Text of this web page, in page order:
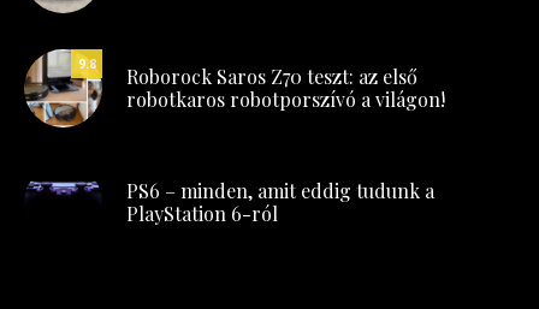
9.8
Roborock Saros Z70 teszt: az első
robotkaros robotporszívó a világon!
PS6 – minden, amit eddig tudunk a
PlayStation 6-ról